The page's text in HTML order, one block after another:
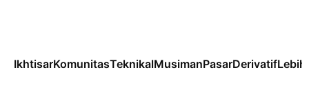
IkhtisarKomunitasTeknikalMusimanPasarDerivatif